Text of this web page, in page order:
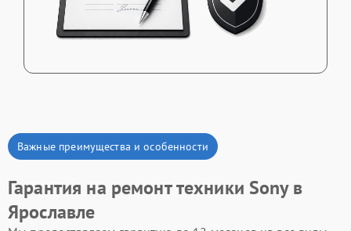
Важные преимущества и особенности
Гарантия на ремонт техники Sony в
Ярославле